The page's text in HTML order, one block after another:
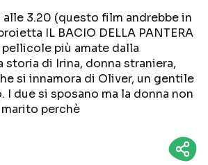
TRAILER
BOX OFFICE
3.20 (questo film andrebbe in
IL BACIO DELLA PANTERA
pellicole più amate dalla
storia di Irina, donna straniera,
si innamora di Oliver, un gentile
I due si sposano ma la donna non
perchè